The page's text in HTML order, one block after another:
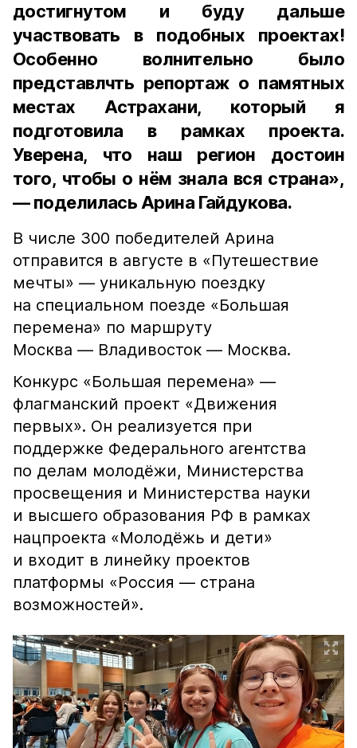
достигнутом и буду дальше
участвовать в подобных проектах!
Особенно волнительно было
представлчть репортаж о памятных
местах Астрахани, который я
подготовила в рамках проекта.
Уверена, что наш регион достоин
того, чтобы о нём знала вся страна»,
— поделилась Арина Гайдукова.
В числе 300 победителей Арина
отправится в августе в «Путешествие
мечты» — уникальную поездку
на специальном поезде «Большая
перемена» по маршруту
Москва — Владивосток — Москва.
Конкурс «Большая перемена» —
флагманский проект «Движения
первых». Он реализуется при
поддержке Федерального агентства
по делам молодёжи, Министерства
просвещения и Министерства науки
и высшего образования РФ в рамках
нацпроекта «Молодёжь и дети»
и входит в линейку проектов
платформы «Россия — страна
возможностей».